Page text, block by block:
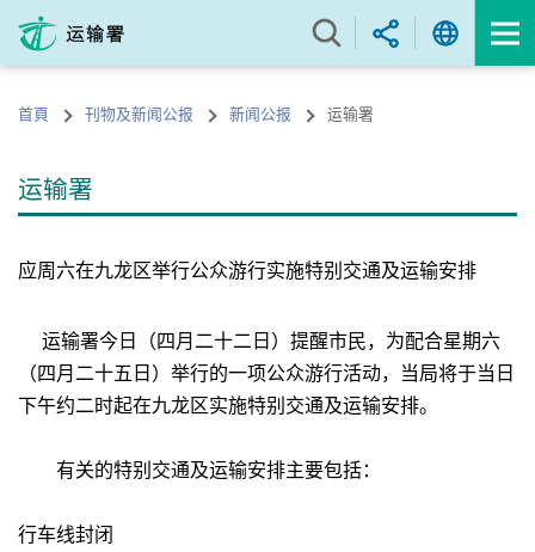
内
的首頁 刊物及新闻公报 新闻公报 运输署
运输署
应周六在九龙区举行公众游行实施特别交通及运输安排
运输署今日（四月二十二日）提醒市民，为配合星期六
（四月二十五日）举行的一项公众游行活动，当局将于当日
下午约二时起在九龙区实施特别交通及运输安排。
有关的特别交通及运输安排主要包括：
行车线封闭